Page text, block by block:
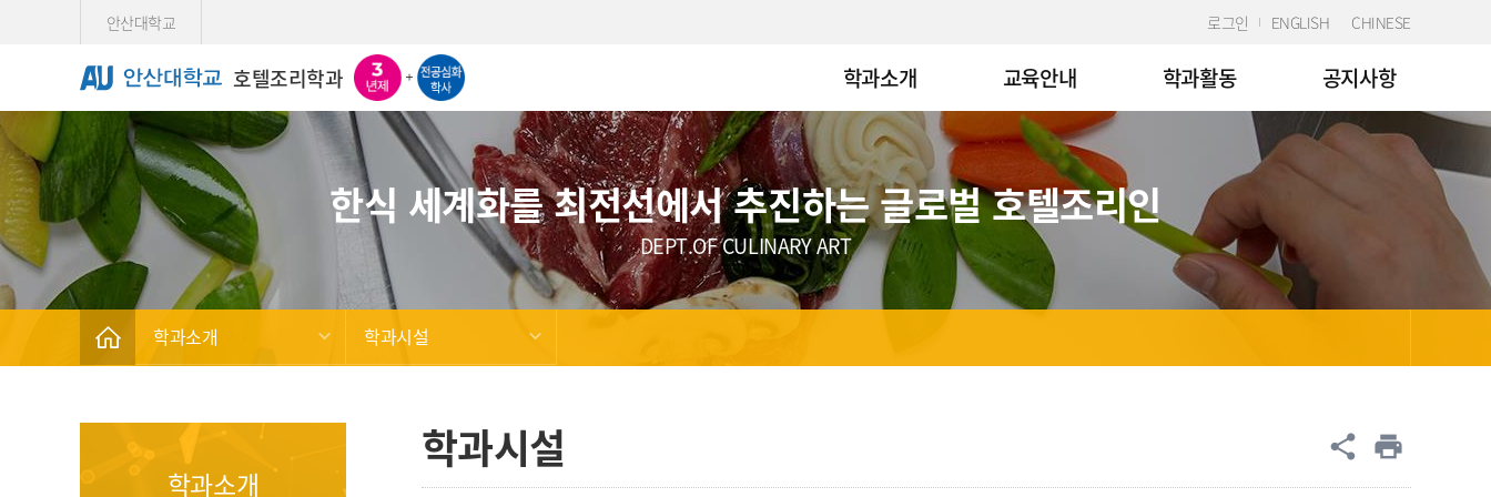
Skip Menu
안산대학교 로그인 ENGLISH CHINESE
호텔조리학과 학과소개 교육안내 학과활동 공지사항
한식 세계화를 최전선에서 추진하는 글로벌 호텔조리인
DEPT.OF CULINARY ART
학과소개 학과시설
학과소개
학과시설 공유
share print